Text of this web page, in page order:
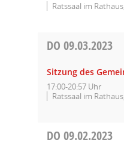
Ratssaal im
DO09.03.2023
Sitzung des
17:00-20:57 Uhr
Ratssaal im
DO09.02.2023